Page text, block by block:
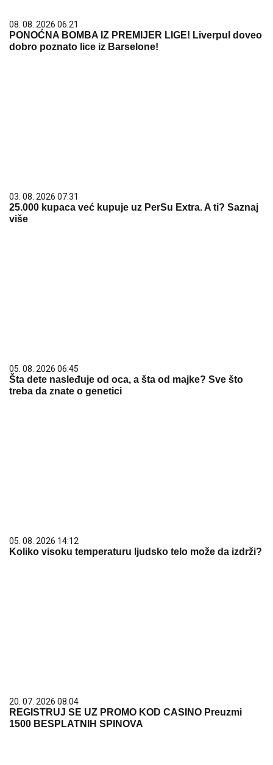
08. 08. 2026 06:21
PONOĆNA BOMBA IZ PREMIJER LIGE! Liverpul doveo
dobro poznato lice iz Barselone!
03. 08. 2026 07:31
25.000 kupaca već kupuje uz PerSu Extra. A ti? Saznaj
više
05. 08. 2026 06:45
Šta dete nasleđuje od oca, a šta od majke? Sve što
treba da znate o genetici
05. 08. 2026 14:12
Koliko visoku temperaturu ljudsko telo može da izdrži?
20. 07. 2026 08:04
REGISTRUJ SE UZ PROMO KOD CASINO Preuzmi
1500 BESPLATNIH SPINOVA